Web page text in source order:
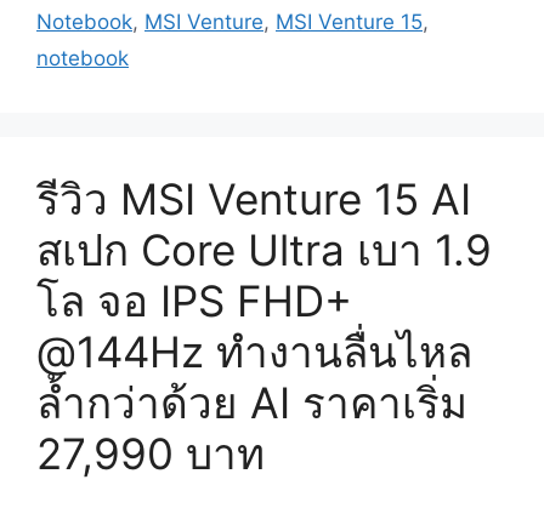
Notebook, MSI Venture, MSI Venture 15,
notebook
รีวิว MSI Venture 15 AI
สเปก Core Ultra เบา 1.9
โล จอ IPS FHD+
@144Hz ทำงานลื่นไหล
ล้ำกว่าด้วย AI ราคาเริ่ม
27,990 บาท